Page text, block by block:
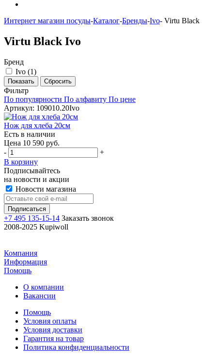
Интернет магазин посуды-Каталог-Бренды-Ivo- Virtu Black
Virtu Black Ivo
Бренд
Ivo (1)
Фильтр
По популярности По алфавиту По цене
Артикул: 109010.20Ivo
Нож для хлеба 20см
Есть в наличии
Цена 10 590 руб.
-
+
В корзину
Подписывайтесь
на новости и акции
Новости магазина
+7 495 135-15-14 Заказать звонок
2008-2025 Kupiwoll
Компания
Информация
Помощь
О компании
Вакансии
Помощь
Условия оплаты
Условия доставки
Гарантия на товар
Политика конфиденциальности